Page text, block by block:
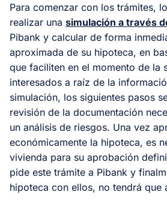
Para comenzar con los trámites,
realizar una simulación a través
Pibank y calcular de forma
aproximada de su hipoteca, en
que faciliten en el momento de la
interesados a raíz de la
simulación, los siguientes pasos
revisión de la documentación
un análisis de riesgos. Una vez
económicamente la hipoteca, es
vivienda para su aprobación
pide este trámite a Pibank y
hipoteca con ellos, no tendrá que